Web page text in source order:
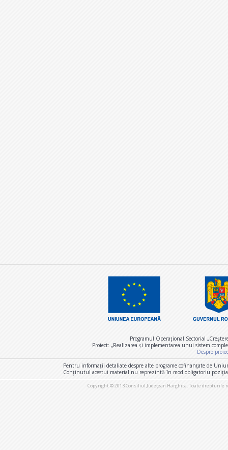
Programul Operaţional Sectorial
Proiect: „Realizarea și implementarea unui sistem
Despre
Pentru informaţii detaliate despre alte programe cofinanţate de
Conţinutul acestui material nu reprezintă în mod obligatoriu
Copyright © 2013 Consiliul Judeţean Harghita. Toate drepturile